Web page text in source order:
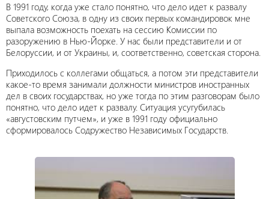
В 1991 году, когда уже стало понятно, что дело идет к развалу
Советского Союза, в одну из своих первых командировок мне
выпала возможность поехать на сессию Комиссии по
разоружению в Нью-Йорке. У нас были представители и от
Белоруссии, и от Украины, и, соответственно, советская сторона.
Приходилось с коллегами общаться, а потом эти представители
какое-то время занимали должности министров иностранных
дел в своих государствах, но уже тогда по этим разговорам было
понятно, что дело идет к развалу. Ситуация усугубилась
«августовским путчем», и уже в 1991 году официально
сформировалось Содружество Независимых Государств.